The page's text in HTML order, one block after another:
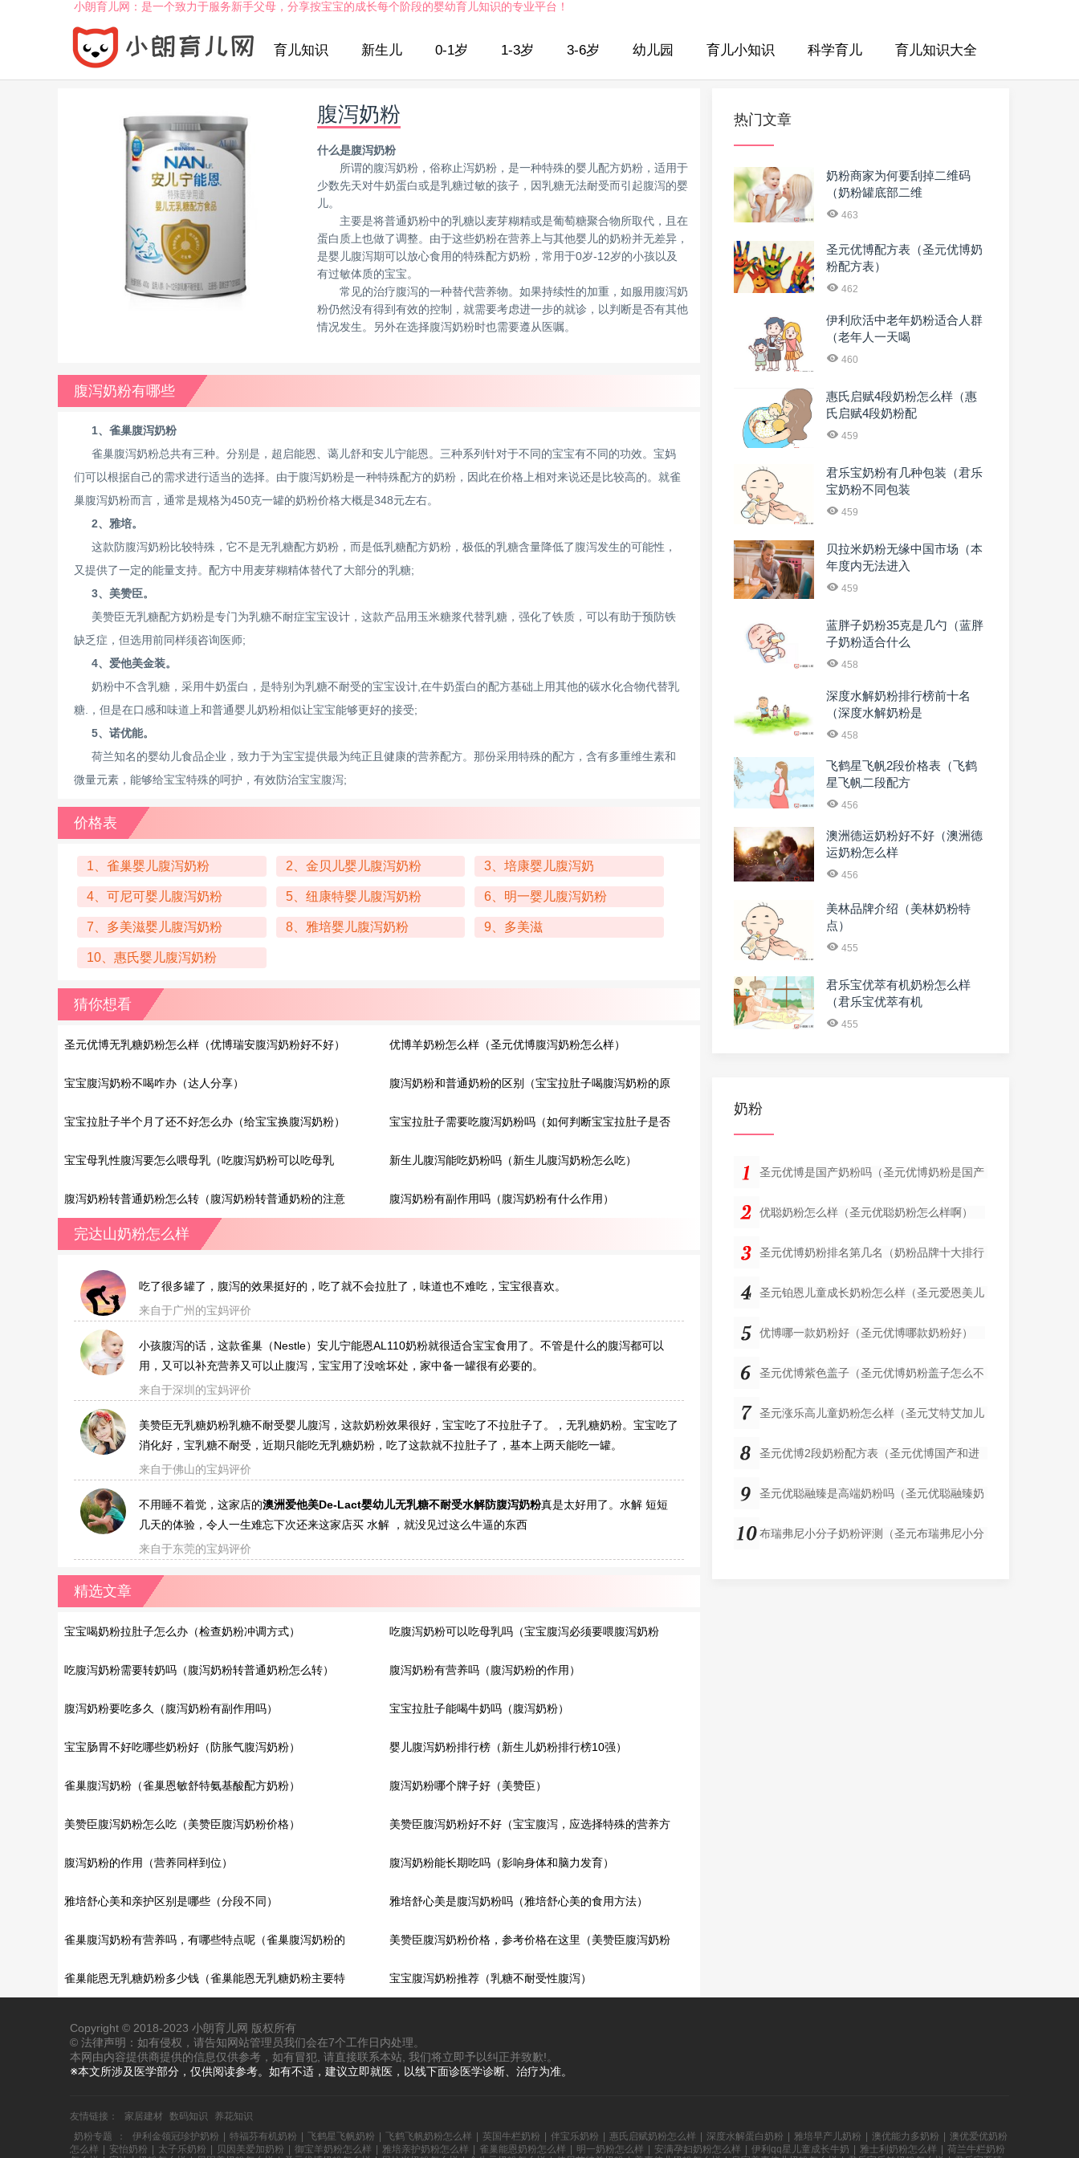
小朗育儿网：是一个致力于服务新手父母，分享按宝宝的成长每个阶段的婴幼育儿知识的专业平台！
育儿知识 新生儿 0-1岁 1-3岁 3-6岁 幼儿园 育儿小知识 科学育儿 育儿知识大全
腹泻奶粉
什么是腹泻奶粉
所谓的腹泻奶粉，俗称止泻奶粉，是一种特殊的婴儿配方奶粉，适用于
少数先天对牛奶蛋白或是乳糖过敏的孩子，因乳糖无法耐受而引起腹泻的婴
儿。
主要是将普通奶粉中的乳糖以麦芽糊精或是葡萄糖聚合物所取代，且在
蛋白质上也做了调整。由于这些奶粉在营养上与其他婴儿的奶粉并无差异，
是婴儿腹泻期可以放心食用的特殊配方奶粉，常用于0岁-12岁的小孩以及
有过敏体质的宝宝。
常见的治疗腹泻的一种替代营养物。如果持续性的加重，如服用腹泻奶
粉仍然没有得到有效的控制，就需要考虑进一步的就诊，以判断是否有其他
情况发生。另外在选择腹泻奶粉时也需要遵从医嘱。
腹泻奶粉有哪些
1、雀巢腹泻奶粉
雀巢腹泻奶粉总共有三种。分别是，超启能恩、蔼儿舒和安儿宁能恩。三种系列针对于不同的宝宝有不同的功效。宝妈
们可以根据自己的需求进行适当的选择。由于腹泻奶粉是一种特殊配方的奶粉，因此在价格上相对来说还是比较高的。就雀
巢腹泻奶粉而言，通常是规格为450克一罐的奶粉价格大概是348元左右。
2、雅培。
这款防腹泻奶粉比较特殊，它不是无乳糖配方奶粉，而是低乳糖配方奶粉，极低的乳糖含量降低了腹泻发生的可能性，
又提供了一定的能量支持。配方中用麦芽糊精体替代了大部分的乳糖;
3、美赞臣。
美赞臣无乳糖配方奶粉是专门为乳糖不耐症宝宝设计，这款产品用玉米糖浆代替乳糖，强化了铁质，可以有助于预防铁
缺乏症，但选用前同样须咨询医师;
4、爱他美金装。
奶粉中不含乳糖，采用牛奶蛋白，是特别为乳糖不耐受的宝宝设计,在牛奶蛋白的配方基础上用其他的碳水化合物代替乳
糖.，但是在口感和味道上和普通婴儿奶粉相似让宝宝能够更好的接受;
5、诺优能。
荷兰知名的婴幼儿食品企业，致力于为宝宝提供最为纯正且健康的营养配方。那份采用特殊的配方，含有多重维生素和
微量元素，能够给宝宝特殊的呵护，有效防治宝宝腹泻;
价格表
1、雀巢婴儿腹泻奶粉 2、金贝儿婴儿腹泻奶粉 3、培康婴儿腹泻奶
4、可尼可婴儿腹泻奶粉 5、纽康特婴儿腹泻奶粉 6、明一婴儿腹泻奶粉
7、多美滋婴儿腹泻奶粉 8、雅培婴儿腹泻奶粉 9、多美滋
10、惠氏婴儿腹泻奶粉
猜你想看
圣元优博无乳糖奶粉怎么样（优博瑞安腹泻奶粉好不好） 优博羊奶粉怎么样（圣元优博腹泻奶粉怎么样）
宝宝腹泻奶粉不喝咋办（达人分享） 腹泻奶粉和普通奶粉的区别（宝宝拉肚子喝腹泻奶粉的原
理）
宝宝拉肚子半个月了还不好怎么办（给宝宝换腹泻奶粉） 宝宝拉肚子需要吃腹泻奶粉吗（如何判断宝宝拉肚子是否
需要吃腹泻奶粉）
宝宝母乳性腹泻要怎么喂母乳（吃腹泻奶粉可以吃母乳
吗）
新生儿腹泻能吃奶粉吗（新生儿腹泻奶粉怎么吃）
腹泻奶粉转普通奶粉怎么转（腹泻奶粉转普通奶粉的注意
事项）
腹泻奶粉有副作用吗（腹泻奶粉有什么作用）
完达山奶粉怎么样
吃了很多罐了，腹泻的效果挺好的，吃了就不会拉肚了，味道也不难吃，宝宝很喜欢。
来自于广州的宝妈评价
小孩腹泻的话，这款雀巢（Nestle）安儿宁能恩AL110奶粉就很适合宝宝食用了。不管是什么的腹泻都可以
用，又可以补充营养又可以止腹泻，宝宝用了没啥坏处，家中备一罐很有必要的。
来自于深圳的宝妈评价
美赞臣无乳糖奶粉乳糖不耐受婴儿腹泻，这款奶粉效果很好，宝宝吃了不拉肚子了。，无乳糖奶粉。宝宝吃了
消化好，宝乳糖不耐受，近期只能吃无乳糖奶粉，吃了这款就不拉肚子了，基本上两天能吃一罐。
来自于佛山的宝妈评价
不用睡不着觉，这家店的澳洲爱他美De-Lact婴幼儿无乳糖不耐受水解防腹泻奶粉真是太好用了。水解 短短
几天的体验，令人一生难忘下次还来这家店买 水解 ，就没见过这么牛逼的东西
来自于东莞的宝妈评价
精选文章
宝宝喝奶粉拉肚子怎么办（检查奶粉冲调方式） 吃腹泻奶粉可以吃母乳吗（宝宝腹泻必须要喂腹泻奶粉
吗）
吃腹泻奶粉需要转奶吗（腹泻奶粉转普通奶粉怎么转） 腹泻奶粉有营养吗（腹泻奶粉的作用）
腹泻奶粉要吃多久（腹泻奶粉有副作用吗） 宝宝拉肚子能喝牛奶吗（腹泻奶粉）
宝宝肠胃不好吃哪些奶粉好（防胀气腹泻奶粉） 婴儿腹泻奶粉排行榜（新生儿奶粉排行榜10强）
雀巢腹泻奶粉（雀巢恩敏舒特氨基酸配方奶粉） 腹泻奶粉哪个牌子好（美赞臣）
美赞臣腹泻奶粉怎么吃（美赞臣腹泻奶粉价格） 美赞臣腹泻奶粉好不好（宝宝腹泻，应选择特殊的营养方
案）
腹泻奶粉的作用（营养同样到位） 腹泻奶粉能长期吃吗（影响身体和脑力发育）
雅培舒心美和亲护区别是哪些（分段不同） 雅培舒心美是腹泻奶粉吗（雅培舒心美的食用方法）
雀巢腹泻奶粉有营养吗，有哪些特点呢（雀巢腹泻奶粉的
产品特点）
美赞臣腹泻奶粉价格，参考价格在这里（美赞臣腹泻奶粉
的特点有哪些）
雀巢能恩无乳糖奶粉多少钱（雀巢能恩无乳糖奶粉主要特 宝宝腹泻奶粉推荐（乳糖不耐受性腹泻）
热门文章
奶粉商家为何要刮掉二维码
（奶粉罐底部二维
463
圣元优博配方表（圣元优博奶
粉配方表）
462
伊利欣活中老年奶粉适合人群
（老年人一天喝
460
惠氏启赋4段奶粉怎么样（惠
氏启赋4段奶粉配
459
君乐宝奶粉有几种包装（君乐
宝奶粉不同包装
459
贝拉米奶粉无缘中国市场（本
年度内无法进入
459
蓝胖子奶粉35克是几勺（蓝胖
子奶粉适合什么
458
深度水解奶粉排行榜前十名
（深度水解奶粉是
458
飞鹤星飞帆2段价格表（飞鹤
星飞帆二段配方
456
澳洲德运奶粉好不好（澳洲德
运奶粉怎么样
456
美林品牌介绍（美林奶粉特
点）
455
君乐宝优萃有机奶粉怎么样
（君乐宝优萃有机
455
奶粉
圣元优博是国产奶粉吗（圣元优博奶粉是国产
优聪奶粉怎么样（圣元优聪奶粉怎么样啊）
圣元优博奶粉排名第几名（奶粉品牌十大排行
圣元铂恩儿童成长奶粉怎么样（圣元爱恩美儿
优博哪一款奶粉好（圣元优博哪款奶粉好）
圣元优博紫色盖子（圣元优博奶粉盖子怎么不
圣元涨乐高儿童奶粉怎么样（圣元艾特艾加儿
圣元优博2段奶粉配方表（圣元优博国产和进
圣元优聪融臻是高端奶粉吗（圣元优聪融臻奶
布瑞弗尼小分子奶粉评测（圣元布瑞弗尼小分
Copyright © 2018-2023 小朗育儿网 版权所有
© 法律声明：如有侵权，请告知网站管理员我们会在7个工作日内处理。
本网由内容提供商提供的信息仅供参考，如有冒犯, 请直接联系本站, 我们将立即予以纠正并致歉!。
※本文所涉及医学部分，仅供阅读参考。如有不适，建议立即就医，以线下面诊医学诊断、治疗为准。
友情链接： 家居建材 数码知识
养花知识
奶粉专题
： 伊利金领冠珍护奶粉 特福芬有机奶粉 飞鹤星飞帆奶粉 飞鹤飞帆奶粉怎么样 英国牛栏奶粉 伴宝乐奶粉 惠氏启赋奶粉怎么样 深度水解蛋白奶粉 雅培早产儿奶粉 澳优能力多奶粉
澳优爱优奶粉
怎么样
安怡奶粉 太子乐奶粉 贝因美爱加奶粉 御宝羊奶粉怎么样 雅培亲护奶粉怎么样 雀巢能恩奶粉怎么样 明一奶粉怎么样 安满孕妇奶粉怎么样 伊利qq星儿童成长牛奶 雅士利奶粉怎么样
荷兰牛栏奶粉